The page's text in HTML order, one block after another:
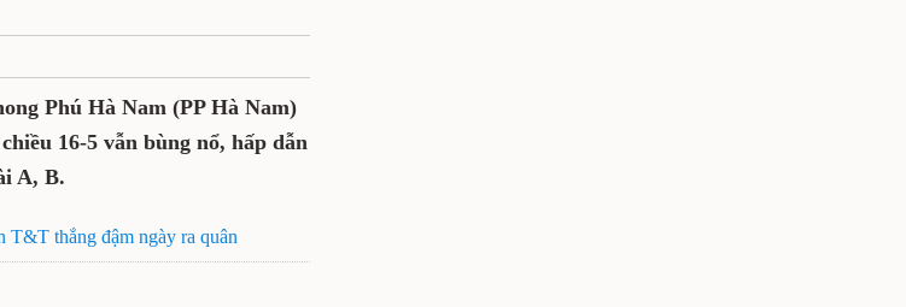
Phú Hà Nam (PP Hà Nam)
16-5 vẫn bùng nổ, hấp dẫn
A, B.
thắng đậm ngày ra quân